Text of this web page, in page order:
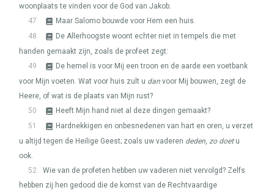
woonplaats te vinden voor de God van Jakob.
47
Maar Salomo bouwde voor Hem een huis.
48
De Allerhoogste woont echter niet in tempels die met
handen gemaakt zijn, zoals de profeet zegt:
49
De hemel is voor Mij een troon en de aarde een voetbank
voor Mijn voeten. Wat voor huis zult u dan voor Mij bouwen, zegt de
Heere, of wat is de plaats van Mijn rust?
50
Heeft Mijn hand niet al deze dingen gemaakt?
51
Hardnekkigen en onbesnedenen van hart en oren, u verzet
u altijd tegen de Heilige Geest; zoals uw vaderen deden, zo doetu
ook.
52
Wie van de profeten hebben uw vaderen niet vervolgd? Zelfs
hebben zij hen gedood die de komst van de Rechtvaardige